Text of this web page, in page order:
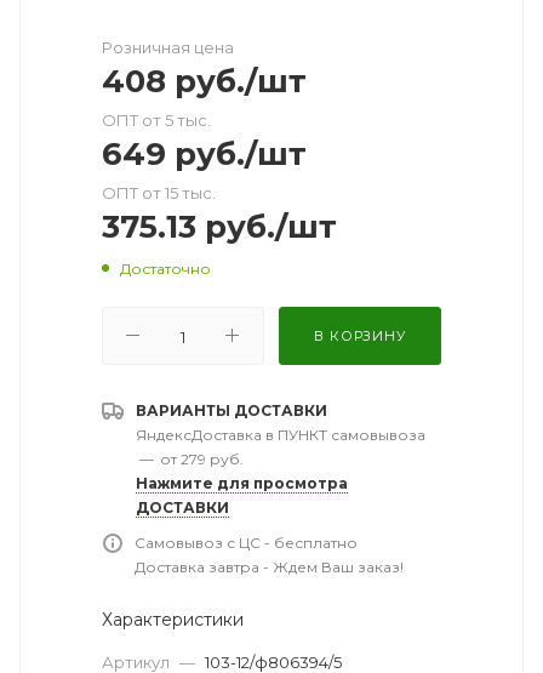
Розничная цена
408 руб./шт
ОПТ от 5 тыс.
649 руб./шт
ОПТ от 15 тыс.
375.13 руб./шт
Достаточно
В КОРЗИНУ
ВАРИАНТЫ ДОСТАВКИ
ЯндексДоставка в ПУНКТ самовывоза
— от 279 руб.
Нажмите для просмотра
ДОСТАВКИ
Самовывоз с ЦС - бесплатно
Доставка завтра - Ждем Ваш заказ!
Характеристики
Артикул — 103-12/ф806394/5